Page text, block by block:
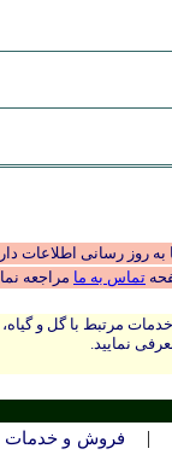
روز رسانی اطلاعات
تماس به ما مراجعه
مرتبط با گل و
نمایید.
| فروش و خدمات